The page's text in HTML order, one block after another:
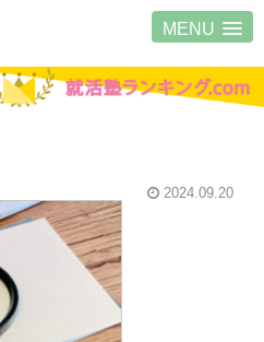
MENU
2024.09.20